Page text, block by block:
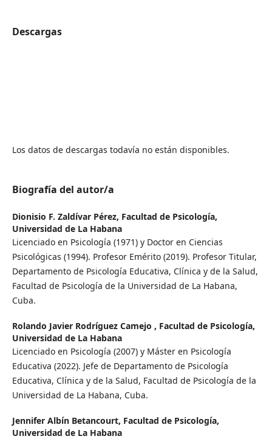
Descargas
Los datos de descargas todavía no están disponibles.
Biografía del autor/a
Dionisio F. Zaldívar Pérez, Facultad de Psicología,
Universidad de La Habana
Licenciado en Psicología (1971) y Doctor en Ciencias
Psicológicas (1994). Profesor Emérito (2019). Profesor Titular,
Departamento de Psicología Educativa, Clínica y de la Salud,
Facultad de Psicología de la Universidad de La Habana,
Cuba.
Rolando Javier Rodríguez Camejo , Facultad de Psicología,
Universidad de La Habana
Licenciado en Psicología (2007) y Máster en Psicología
Educativa (2022). Jefe de Departamento de Psicología
Educativa, Clínica y de la Salud, Facultad de Psicología de la
Universidad de La Habana, Cuba.
Jennifer Albín Betancourt, Facultad de Psicología,
Universidad de La Habana